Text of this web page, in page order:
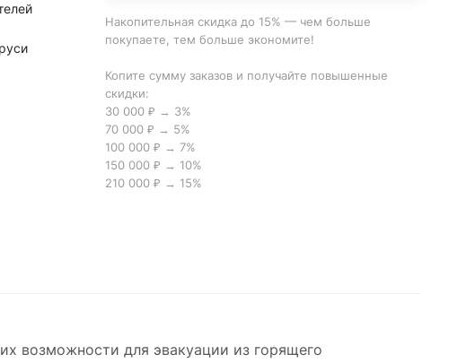
Накопительная скидка до 15% — чем больше
покупаете, тем больше экономите!
Копите сумму заказов и получайте повышенные
скидки:
30 000 ₽ → 3%
70 000 ₽ → 5%
100 000 ₽ → 7%
150 000 ₽ → 10%
210 000 ₽ → 15%
возможности для эвакуации из горящего